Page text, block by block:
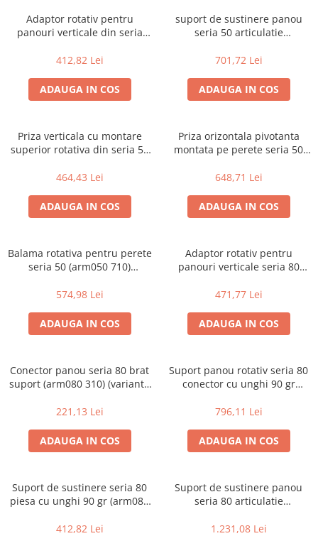
Adaptor rotativ pentru
panouri verticale din seria
multiple)
412,82 Lei
ADAUGA IN COS
suport de sustinere panou
seria 50 articulatie
500) (variante multiple)
701,72 Lei
ADAUGA IN COS
Priza verticala cu montare
superior rotativa din seria 50
multiple)
464,43 Lei
ADAUGA IN COS
Priza orizontala pivotanta
montata pe perete seria 50
multiple)
648,71 Lei
ADAUGA IN COS
Balama rotativa pentru perete
seria 50 (arm050 710)
574,98 Lei
ADAUGA IN COS
Adaptor rotativ pentru
panouri verticale seria 80
multiple)
471,77 Lei
ADAUGA IN COS
Conector panou seria 80 brat
suport (arm080 310) (variante
221,13 Lei
ADAUGA IN COS
Suport panou rotativ seria 80
conector cu unghi 90 gr
multiple)
796,11 Lei
ADAUGA IN COS
Suport de sustinere seria 80
piesa cu unghi 90 gr (arm080
412,82 Lei
Suport de sustinere panou
seria 80 articulatie
500) (variante multiple)
1.231,08 Lei